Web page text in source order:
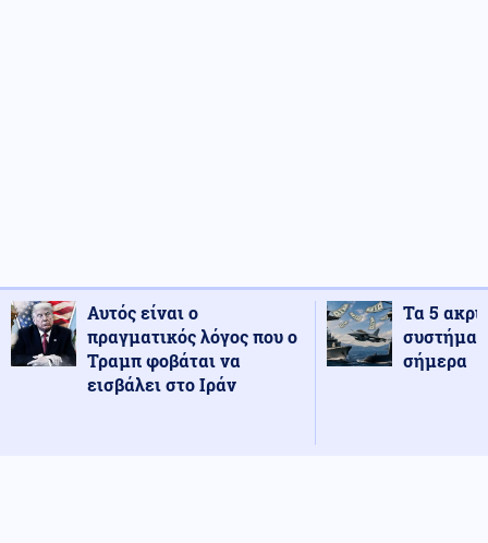
Αυτός είναι ο
πραγματικός λόγος που ο
Τραμπ φοβάται να
εισβάλει στο Ιράν
Τα 5
σήμερα